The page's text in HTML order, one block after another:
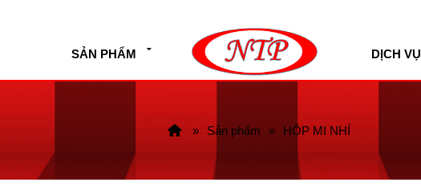
SẢN PHẨM
DỊCH VỤ
Sản phẩm HỘP MI NHÍ